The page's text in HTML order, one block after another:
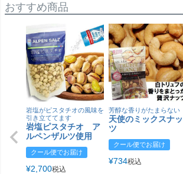
おすすめ商品
岩塩がピスタチオの風味を
引き立ててます
岩塩ピスタチオ ア
ルペンザルツ使用
クール便でお届け
¥2,700税込
芳醇な香りがたまらない
天使のミックスナッ
ツ
クール便でお届け
¥734税込